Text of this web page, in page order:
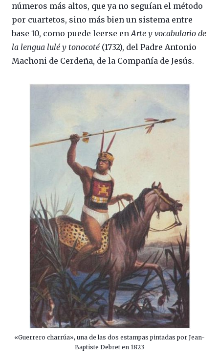
números más altos, que ya no seguían el método
por cuartetos, sino más bien un sistema entre
base 10, como puede leerse enArte y vocabulario de
la lengua lulé y tonocoté(1732), del Padre Antonio
Machoni de Cerdeña, de la Compañía de Jesús.
«Guerrero charrúa», una de las dos estampas pintadas por Jean-
Baptiste Debret en 1823